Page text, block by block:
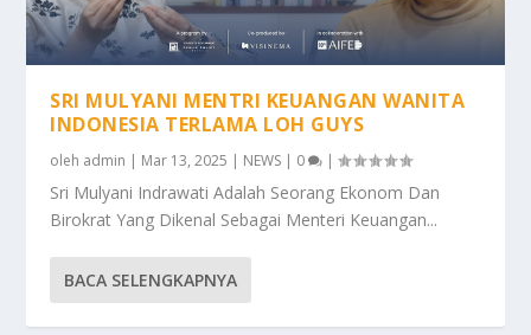
SRI MULYANI MENTRI KEUANGAN WANITA
INDONESIA TERLAMA LOH GUYS
oleh admin | Mar 13, 2025 | NEWS | 0 |
Sri Mulyani Indrawati Adalah Seorang Ekonom Dan
Birokrat Yang Dikenal Sebagai Menteri Keuangan...
BACA SELENGKAPNYA